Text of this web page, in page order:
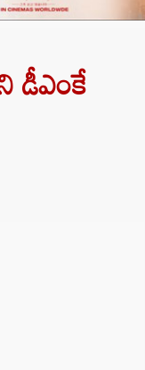
డీఎంకే